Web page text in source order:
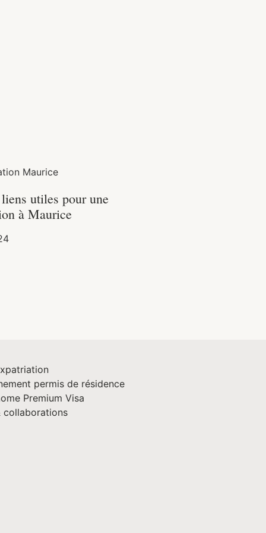
Maurice
utiles pour une
à Maurice
permis de résidence
Premium Visa
collaborations